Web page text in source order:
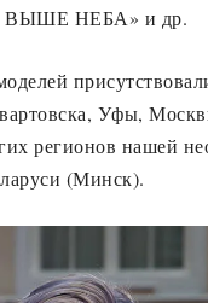
ВЫШЕ НЕБА» и др.
Уфы,
регионов нашей
(Минск).